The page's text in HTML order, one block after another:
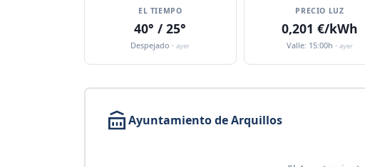
EL TIEMPO
40° / 25°
Despejado ·ayer
PRECIO LUZ
0,201 €/kWh
Valle: 15:00h · ayer
Ayuntamiento de Arquillos